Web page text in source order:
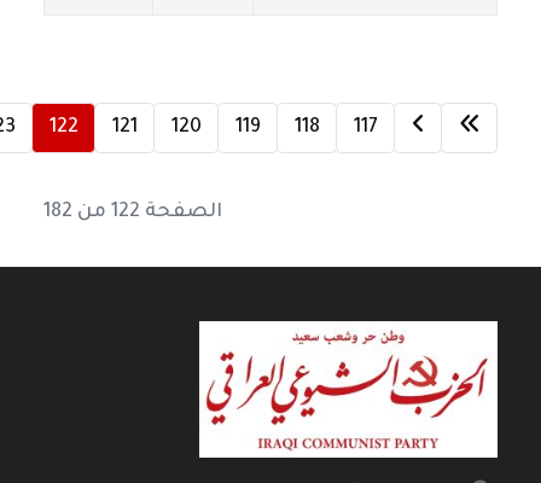
117
118
119
120
121
122
الصفحة 122 من 182